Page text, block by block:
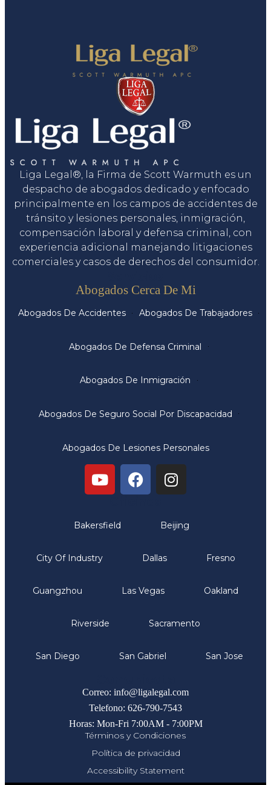
Liga Legal®, la Firma de Scott Warmuth es un
despacho de abogados dedicado y enfocado
principalmente en los campos de accidentes de
tránsito y lesiones personales, inmigración,
compensación laboral y defensa criminal, con
experiencia adicional manejando litigaciones
comerciales y casos de derechos del consumidor.
Abogados Cerca De Mi
Abogados De Accidentes Abogados De Trabajadores
Abogados De Defensa Criminal
Abogados De Inmigración
Abogados De Seguro Social Por Discapacidad
Abogados De Lesiones Personales
Bakersfield Beijing
City Of Industry Dallas Fresno
Guangzhou Las Vegas Oakland
Riverside Sacramento
San Diego San Gabriel San Jose
Correo: info@ligalegal.com
Telefono: 626-790-7543
Horas: Mon-Fri 7:00AM - 7:00PM
Términos y Condiciones
Política de privacidad
Accessibility Statement